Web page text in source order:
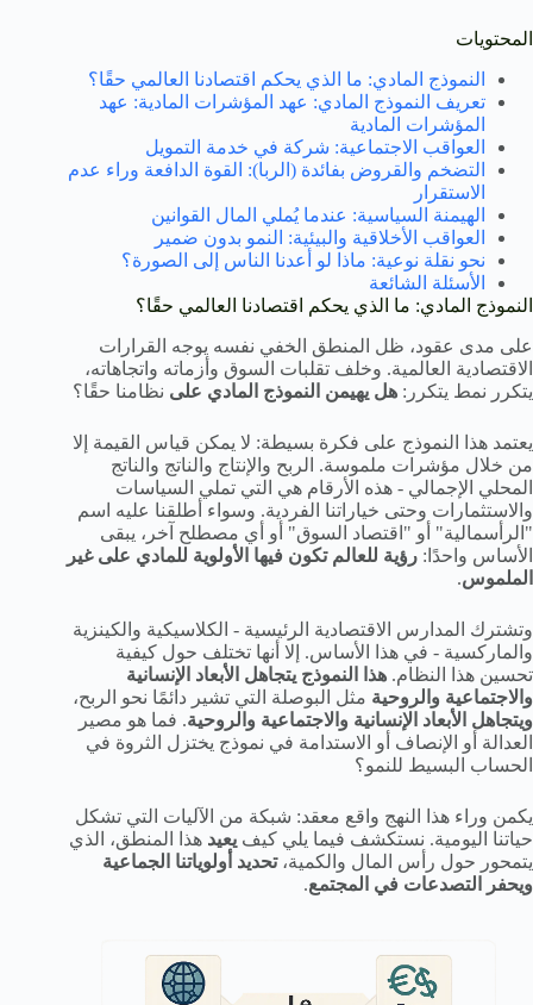
المحتويات
النموذج المادي: ما الذي يحكم اقتصادنا العالمي حقًا؟
تعريف النموذج المادي: عهد المؤشرات المادية: عهد
المؤشرات المادية
العواقب الاجتماعية: شركة في خدمة التمويل
التضخم والقروض بفائدة (الربا): القوة الدافعة وراء عدم
الاستقرار
الهيمنة السياسية: عندما يُملي المال القوانين
العواقب الأخلاقية والبيئية: النمو بدون ضمير
نحو نقلة نوعية: ماذا لو أعدنا الناس إلى الصورة؟
الأسئلة الشائعة
النموذج المادي: ما الذي يحكم اقتصادنا العالمي حقًا؟
على مدى عقود، ظل المنطق الخفي نفسه يوجه القرارات
الاقتصادية العالمية. وخلف تقلبات السوق وأزماته واتجاهاته،
يتكرر نمط يتكرر: هل يهيمن النموذج المادي على نظامنا حقًا؟
يعتمد هذا النموذج على فكرة بسيطة: لا يمكن قياس القيمة إلا
من خلال مؤشرات ملموسة. الربح والإنتاج والناتج والناتج
المحلي الإجمالي - هذه الأرقام هي التي تملي السياسات
والاستثمارات وحتى خياراتنا الفردية. وسواء أطلقنا عليه اسم
"الرأسمالية" أو "اقتصاد السوق" أو أي مصطلح آخر، يبقى
الأساس واحدًا: رؤية للعالم تكون فيها الأولوية للمادي على غير
الملموس.
وتشترك المدارس الاقتصادية الرئيسية - الكلاسيكية والكينزية
والماركسية - في هذا الأساس. إلا أنها تختلف حول كيفية
تحسين هذا النظام. هذا النموذج يتجاهل الأبعاد الإنسانية
والاجتماعية والروحية مثل البوصلة التي تشير دائمًا نحو الربح،
ويتجاهل الأبعاد الإنسانية والاجتماعية والروحية. فما هو مصير
العدالة أو الإنصاف أو الاستدامة في نموذج يختزل الثروة في
الحساب البسيط للنمو؟
يكمن وراء هذا النهج واقع معقد: شبكة من الآليات التي تشكل
حياتنا اليومية. نستكشف فيما يلي كيف يعيد هذا المنطق، الذي
يتمحور حول رأس المال والكمية،تحديد أولوياتنا الجماعية
ويحفر التصدعات في المجتمع.